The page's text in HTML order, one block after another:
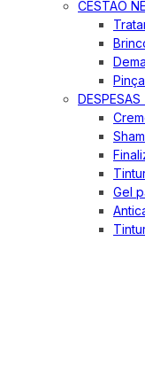
CESTÃO
Gel